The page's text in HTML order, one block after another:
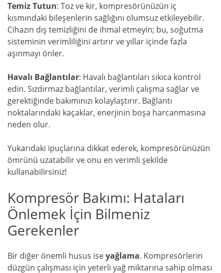
Temiz Tutun: Toz ve kir, kompresörünüzün iç
kısmındaki bileşenlerin sağlığını olumsuz etkileyebilir.
Cihazın dış temizliğini de ihmal etmeyin; bu, soğutma
sisteminin verimliliğini artırır ve yıllar içinde fazla
aşınmayı önler.
Havalı Bağlantılar: Havalı bağlantıları sıkıca kontrol
edin. Sızdırmaz bağlantılar, verimli çalışma sağlar ve
gerektiğinde bakımınızı kolaylaştırır. Bağlantı
noktalarındaki kaçaklar, enerjinin boşa harcanmasına
neden olur.
Yukarıdaki ipuçlarına dikkat ederek, kompresörünüzün
ömrünü uzatabilir ve onu en verimli şekilde
kullanabilirsiniz!
Kompresör Bakımı: Hataları
Önlemek İçin Bilmeniz
Gerekenler
Bir diğer önemli husus iseyağlama. Kompresörlerin
düzgün çalışması için yeterli yağ miktarına sahip olması